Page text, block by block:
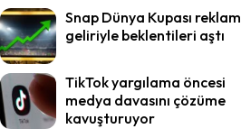
Snap Dünya Kupası reklam
geliriyle beklentileri aştı
TikTok yargılama öncesi
medya davasını çözüme
kavuşturuyor